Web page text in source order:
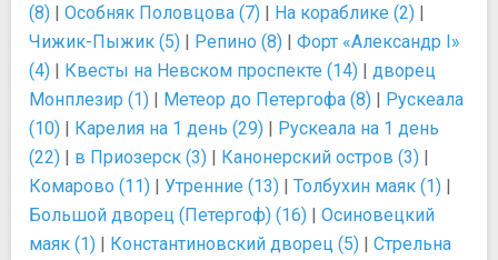
(8) | Особняк Половцова (7) | На кораблике (2) |
Чижик-Пыжик (5) | Репино (8) | Форт «Александр I»
(4) | Квесты на Невском проспекте (14) | дворец
Монплезир (1) | Метеор до Петергофа (8) | Рускеала
(10) | Карелия на 1 день (29) | Рускеала на 1 день
(22) | в Приозерск (3) | Канонерский остров (3) |
Комарово (11) | Утренние (13) | Толбухин маяк (1) |
Большой дворец (Петергоф) (16) | Осиновецкий
маяк (1) | Константиновский дворец (5) | Стрельна